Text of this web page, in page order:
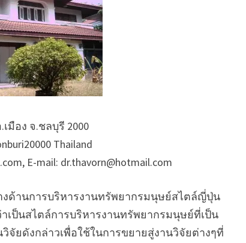
มือง จ.ชลบุรี 2000
Thailand
E-mail: dr.thavorn@hotmail.com
ด้านการบริหารงานทรัพยากรมนุษย์สไตล์ญี่ปุ่น
ป็นสไตล์การบริหารงานทรัพยากรมนุษย์ที่เป็น
ดังกล่าวเพื่อใช้ในการขยายสู่งานวิจัยต่างๆที่